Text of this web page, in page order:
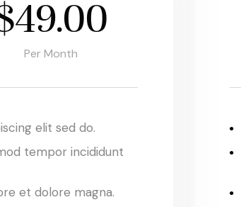
Per Month
elit sed do.
tempor incididunt
et dolore magna.